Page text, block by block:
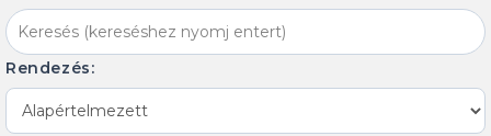
Rendezés: